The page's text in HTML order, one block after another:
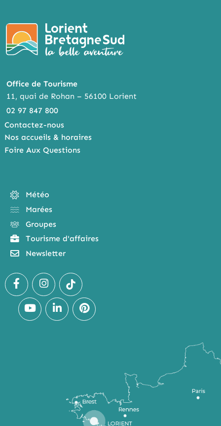
Office de Tourisme
11, quai de Rohan – 56100 Lorient
02 97 847 800
Contactez-nous
Nos accueils & horaires
Foire Aux Questions
Météo
Marées
Groupes
Tourisme d'affaires
Newsletter